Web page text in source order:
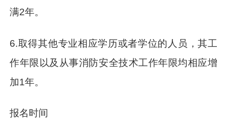
满2年。
6.取得其他专业相应学历或者学位的人员，其工
作年限以及从事消防安全技术工作年限均相应增
加1年。
报名时间